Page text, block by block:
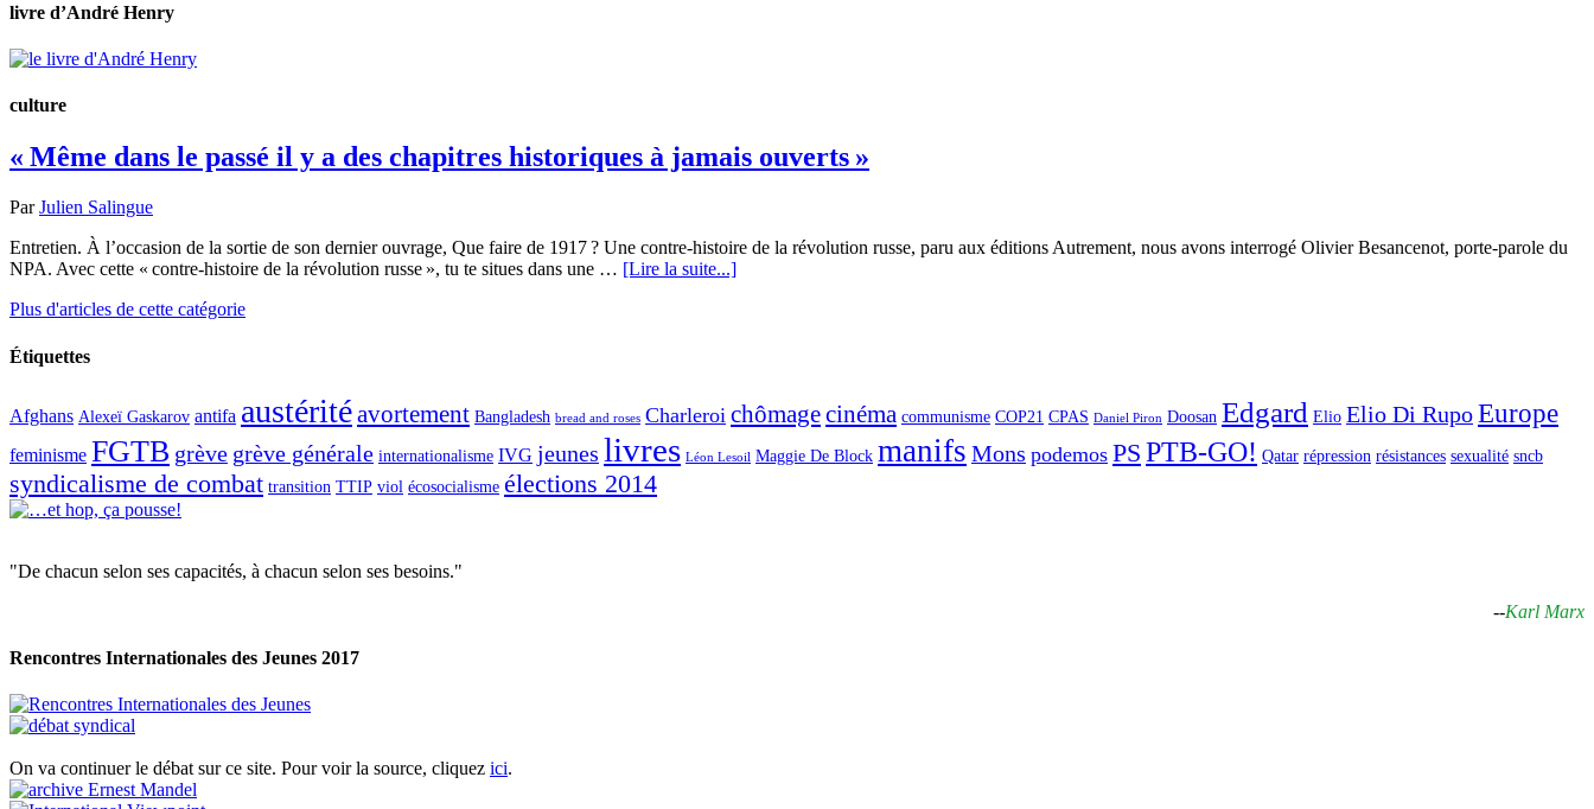
livre d’André Henry
culture
« Même dans le passé il y a des chapitres historiques à jamais ouverts »
ParJulien Salingue
Entretien. À l’occasion de la sortie de son dernier ouvrage, Que faire de 1917 ? Une contre-histoire de la révolution russe, paru aux éditions Autrement, nous avons interrogé Olivier Besancenot, porte-parole du
NPA. Avec cette « contre-histoire de la révolution russe », tu te situes dans une … [Lire la suite...]
Plus d'articles de cette catégorie
Étiquettes
Afghans Alexeï Gaskarov antifa austéritéavortement Bangladesh bread and roses Charleroi chômagecinéma communisme COP21 CPAS Daniel Piron Doosan Edgard Elio Elio Di RupoEurope
feminisme FGTB grève grève générale internationalisme IVG jeunes livres Léon Lesoil Maggie De Block manifs Mons podemos PS PTB-GO! Qatar répression résistances sexualité sncb
syndicalisme de combat transition TTIP viol écosocialisme élections 2014
"De chacun selon ses capacités, à chacun selon ses besoins."
--Karl Marx
Rencontres Internationales des Jeunes 2017
On va continuer le débat sur ce site. Pour voir la source, cliquez ici.